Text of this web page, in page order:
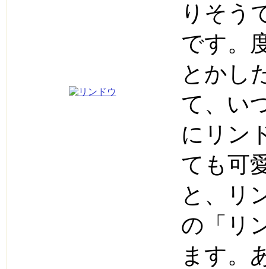
りそう
です。
とかし
て、い
にリン
ても可
と、リ
の「リ
ます。